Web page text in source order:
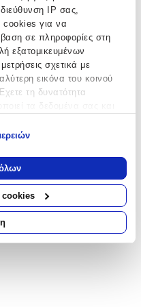
IP σας,
cookies για να
σε πληροφορίες στη
εξατομικευμένων
σχετικά με
εικόνα του κοινού
τη δυνατότητα
με τη γεωγραφική
να είναι ακριβείς σε
σας σαρώνοντας ενεργά
(δακτυλικό αποτύπωμα)
τρόπο επεξεργασίας των
cookies